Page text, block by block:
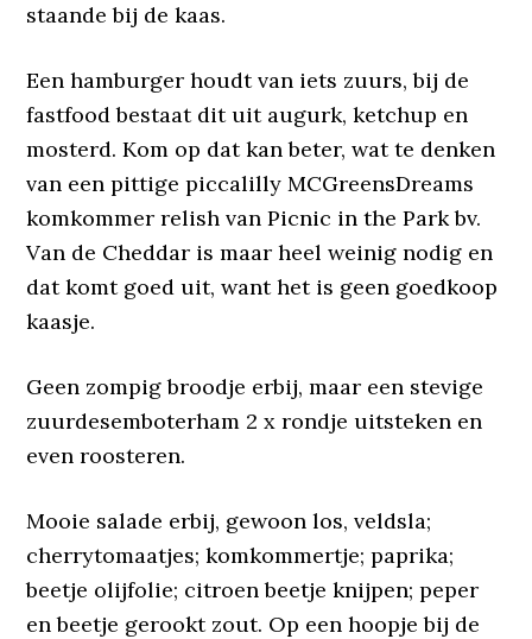
staande bij de kaas.
Een hamburger houdt van iets zuurs, bij de
fastfood bestaat dit uit augurk, ketchup en
mosterd. Kom op dat kan beter, wat te denken
van een pittige piccalilly MCGreensDreams
komkommer relish van Picnic in the Park bv.
Van de Cheddar is maar heel weinig nodig en
dat komt goed uit, want het is geen goedkoop
kaasje.
Geen zompig broodje erbij, maar een stevige
zuurdesemboterham 2 x rondje uitsteken en
even roosteren.
Mooie salade erbij, gewoon los, veldsla;
cherrytomaatjes; komkommertje; paprika;
beetje olijfolie; citroen beetje knijpen; peper
en beetje gerookt zout. Op een hoopje bij de